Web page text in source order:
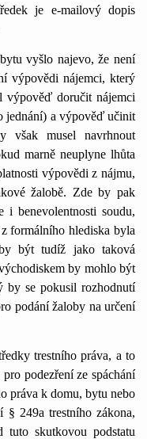
je e-mailový dopis
vyšlo najevo, že není
výpovědi nájemci, který
výpověď doručit nájemci
jednání) a výpověď učinit
však musel navrhnout
marně neuplyne lhůta
výpovědi z nájmu,
žalobě. Zde by pak
i benevolentnosti soudu,
formálního hlediska byla
být tudíž jako taková
by mohlo být
by se pokusil rozhodnutí
podání žaloby na určení
trestního práva, a to
podezření ze spáchání
práva k domu, bytu nebo
§ 249a trestního zákona,
tuto skutkovou podstatu